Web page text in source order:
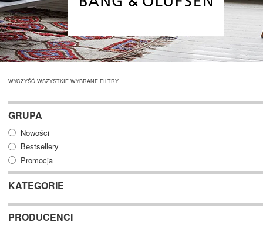
WYCZYŚĆ WSZYSTKIE WYBRANE FILTRY
GRUPA
Nowości
Bestsellery
Promocja
KATEGORIE
PRODUCENCI